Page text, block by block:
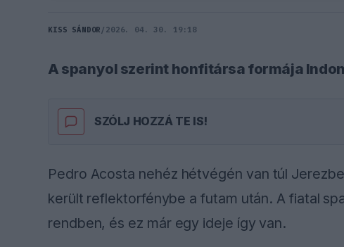
KISS SÁNDOR / 2026. 04. 30. 19:18
A spanyol szerint honfitársa formája
SZÓLJ HOZZÁ TE IS!
Pedro Acosta nehéz hétvégén van túl
került reflektorfénybe a futam után. A fiatal
rendben, és ez már egy ideje így van.